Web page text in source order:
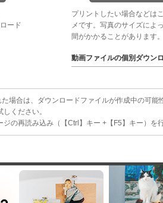
ード
プリントしたい場合などは
メです。写真のサイズによ
間がかかることがあります。
動画ファイルの個別ダウン
場合は、ダウンロードファイルが作成中の可能
ください。
の再読み込み（【Ctrl】キー +【F5】キー）を